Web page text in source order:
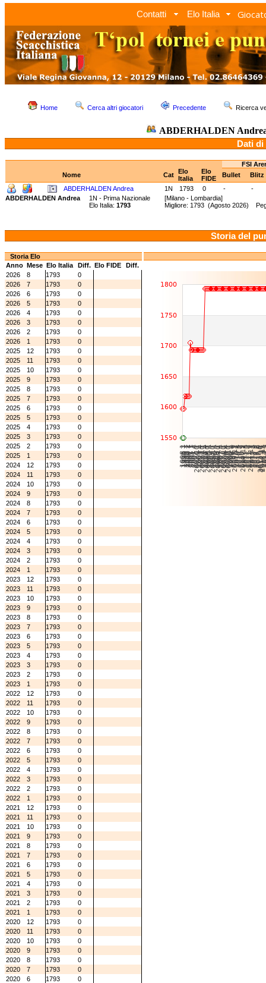
Contatti Elo Italia
Home Cerca altri giocatori Precedente Ricerca
ABDERHALDEN
Dati di
FSI
Nome
Cat Elo
Italia
Elo
FIDE
Bullet
Blitz
ABDERHALDEN Andrea
1N 1793 0 -
-
ABDERHALDEN Andrea
1N - Prima Nazionale [Milano - Lombardia]
Elo Italia: 1793 Migliore: 1793 (Agosto 2026)
Storia del
Storia Elo
Anno Mese Elo Italia Diff. Elo FIDE
Diff.
2026
8 1793
0
2026
7 1793
0
2026
6 1793
0
2026
5 1793
0
2026
4 1793
0
2026
3 1793
0
2026
2 1793
0
2026
1 1793
0
2025
12 1793
0
2025
11 1793
0
2025
10 1793
0
2025
9 1793
0
2025
8 1793
0
2025
7 1793
0
2025
6 1793
0
2025
5 1793
0
2025
4 1793
0
2025
3 1793
0
2025
2 1793
0
2025
1 1793
0
2024
12 1793
0
2024
11 1793
0
2024
10 1793
0
2024
9 1793
0
2024
8 1793
0
2024
7 1793
0
2024
6 1793
0
2024
5 1793
0
2024
4 1793
0
2024
3 1793
0
2024
2 1793
0
2024
1 1793
0
2023
12 1793
0
2023
11 1793
0
2023
10 1793
0
2023
9 1793
0
2023
8 1793
0
2023
7 1793
0
2023
6 1793
0
2023
5 1793
0
2023
4 1793
0
2023
3 1793
0
2023
2 1793
0
2023
1 1793
0
2022
12 1793
0
2022
11 1793
0
2022
10 1793
0
2022
9 1793
0
2022
8 1793
0
2022
7 1793
0
2022
6 1793
0
2022
5 1793
0
2022
4 1793
0
2022
3 1793
0
2022
2 1793
0
2022
1 1793
0
2021
12 1793
0
2021
11 1793
0
2021
10 1793
0
2021
9 1793
0
2021
8 1793
0
2021
7 1793
0
2021
6 1793
0
2021
5 1793
0
2021
4 1793
0
2021
3 1793
0
2021
2 1793
0
2021
1 1793
0
2020
12 1793
0
2020
11 1793
0
2020
10 1793
0
2020
9 1793
0
2020
8 1793
0
2020
7 1793
0
2020
6 1793
0